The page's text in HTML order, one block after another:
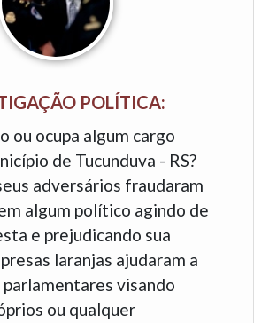
POLÍTICA:
ou ocupa algum cargo
de Tucunduva - RS?
adversários fraudaram
algum político agindo de
e prejudicando sua
laranjas ajudaram a
visando
ou qualquer